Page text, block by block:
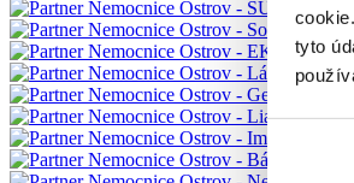
tyto
Výběr
souhlasu